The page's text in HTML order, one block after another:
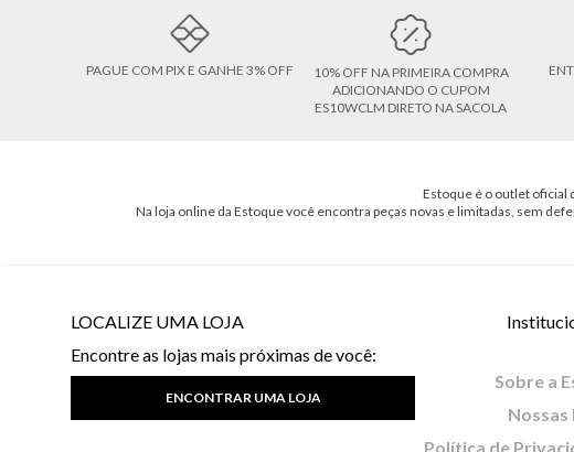
PAGUE COM PIX E GANHE 3% OFF
10% OFF NA PRIMEIRA COMPRA
ADICIONANDO O CUPOM
ES10WCLM DIRETO NA SACOLA
Estoque é o outlet oficial
Na loja online da Estoque você encontra peças novas e limitadas, sem
LOCALIZE UMA LOJA
Encontre as lojas mais próximas de você:
ENCONTRAR UMA LOJA
Sobre a
Nossas